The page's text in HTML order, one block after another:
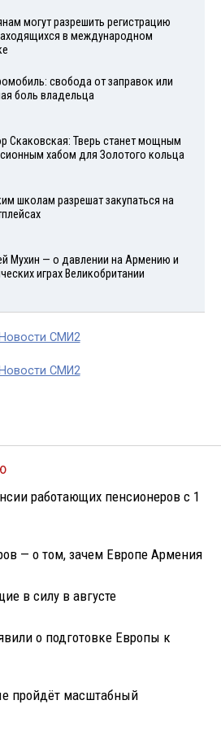
могут разрешить регистрацию
в международном
свобода от заправок или
боль владельца
Скаковская: Тверь станет мощным
хабом для Золотого кольца
школам разрешат закупаться на
Мухин — о давлении на Армению и
играх Великобритании
Новости СМИ2
Новости СМИ2
работающих пенсионеров с 1
— о том, зачем Европе Армения
в силу в августе
о подготовке Европы к
пройдёт масштабный